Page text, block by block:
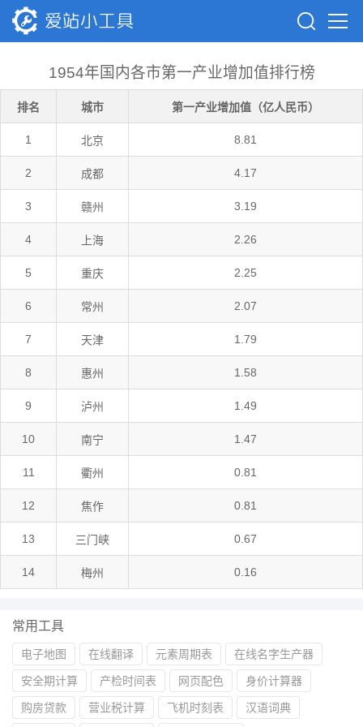
1954年国内各市第一产业增加值排行榜
排名 城市 第一产业增加值（亿人民币）
1 北京 8.81
2 成都 4.17
3 赣州 3.19
4 上海 2.26
5 重庆 2.25
6 常州 2.07
7 天津 1.79
8 惠州 1.58
9 泸州 1.49
10 南宁 1.47
11 衢州 0.81
12 焦作 0.81
13 三门峡 0.67
14 梅州 0.16
常用工具
电子地图 在线翻译 元素周期表 在线名字生产器
安全期计算 产检时间表 网页配色 身价计算器
购房贷款 营业税计算 飞机时刻表 汉语词典